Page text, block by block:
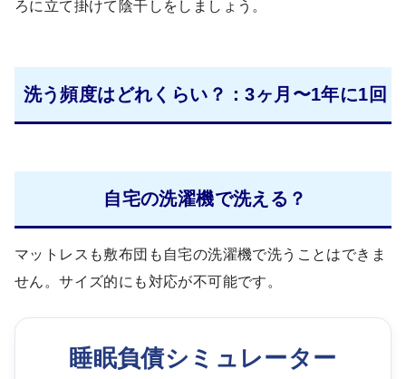
ろに立て掛けて陰干しをしましょう。
洗う頻度はどれくらい？：3ヶ月〜1年に1回
自宅の洗濯機で洗える？
マットレスも敷布団も自宅の洗濯機で洗うことはできま
せん。サイズ的にも対応が不可能です。
睡眠負債シミュレーター